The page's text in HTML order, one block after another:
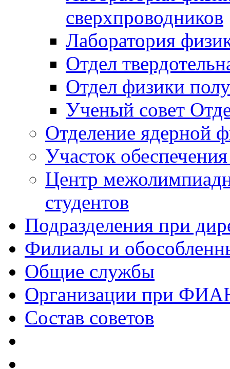
сверхпроводников
Лаборатория
Отдел
Отдел физики
Ученый совет
Отделение ядерной
Участок
Центр
студентов
Подразделения при
Филиалы и
Общие службы
Организации при
Состав советов